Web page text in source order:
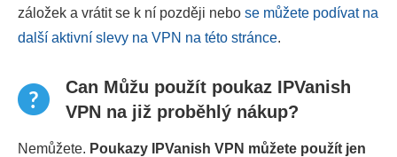
záložek a vrátit se k ní později nebo se můžete podívat na
další aktivní slevy na VPN na této stránce.
Can Můžu použít poukaz IPVanish
VPN na již proběhlý nákup?
Nemůžete. Poukazy IPVanish VPN můžete použít jen